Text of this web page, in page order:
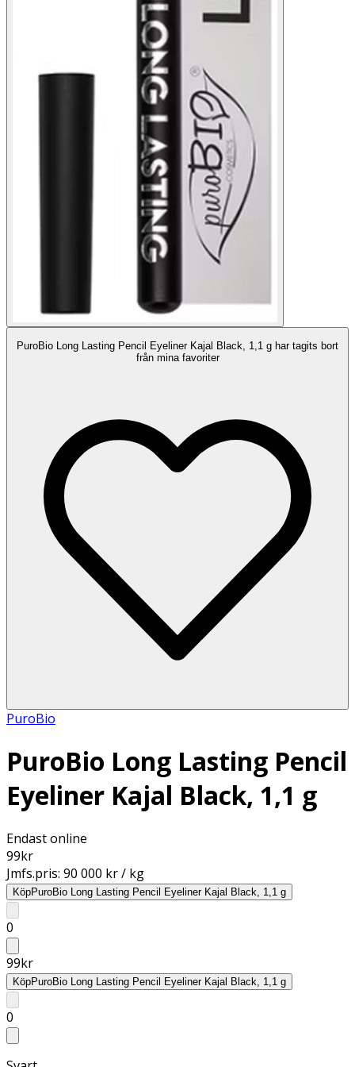
PuroBio Long Lasting Pencil Eyeliner Kajal Black, 1,1 g har tagits bort
från mina favoriter
PuroBio
PuroBio Long Lasting Pencil
Eyeliner Kajal Black, 1,1 g
Endast online
99kr
Jmfs.pris: 90 000 kr / kg
KöpPuroBio Long Lasting Pencil Eyeliner Kajal Black, 1,1 g
0
99kr
KöpPuroBio Long Lasting Pencil Eyeliner Kajal Black, 1,1 g
0